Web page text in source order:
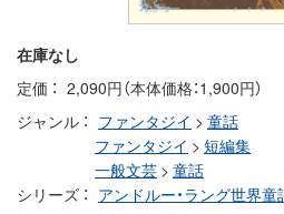
在庫なし
定価
2,090円（本体価格：1,900円）
ジャンル
ファンタジイ > 童話
ファンタジイ > 短編集
一般文芸 > 童話
シリーズ
アンドルー・ラング世界童